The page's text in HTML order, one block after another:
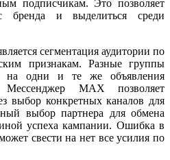
подписчикам. Это позволяет
бренда и выделиться среди
сегментация аудитории по
признакам. Разные группы
на одни и те же объявления
Мессенджер MAX позволяет
выбор конкретных каналов для
выбор партнера для обмена
успеха кампании. Ошибка в
свести на нет все усилия по